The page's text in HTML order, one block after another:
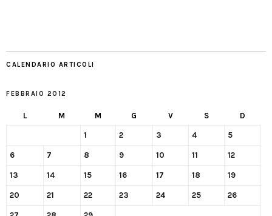
CALENDARIO ARTICOLI
FEBBRAIO 2012
L M M G V S D
1 2 3 4 5
6 7 8 9 10 11 12
13 14 15 16 17 18 19
20 21 22 23 24 25 26